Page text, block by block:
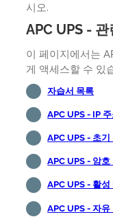
시오.
APC UPS -
이 페이지에서는
게 액세스할 수 있
자습서 목록
APC UPS - IP
APC UPS - 초기
APC UPS - 암호
APC UPS - 활
APC UPS - 자